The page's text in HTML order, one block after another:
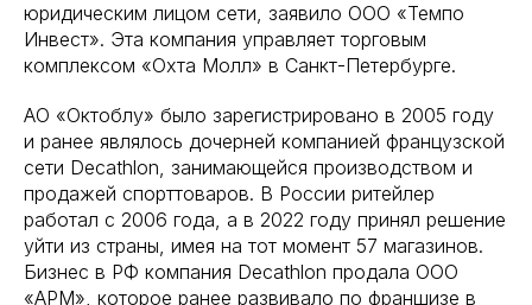
юридическим лицом сети, заявило ООО «Темпо
Инвест». Эта компания управляет торговым
комплексом «Охта Молл» в Санкт-Петербурге.
АО «Октоблу» было зарегистрировано в 2005 году
и ранее являлось дочерней компанией французской
сети Decathlon, занимающейся производством и
продажей спорттоваров. В России ритейлер
работал с 2006 года, а в 2022 году принял решение
уйти из страны, имея на тот момент 57 магазинов.
Бизнес в РФ компания Decathlon продала ООО
«АРМ», которое ранее развивало по франшизе в